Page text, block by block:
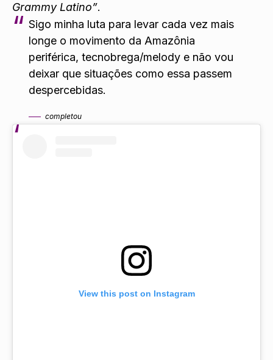
Grammy Latino”.
Sigo minha luta para levar cada vez mais
longe o movimento da Amazônia
periférica, tecnobrega/melody e não vou
deixar que situações como essa passem
despercebidas.
completou
View this post on Instagram